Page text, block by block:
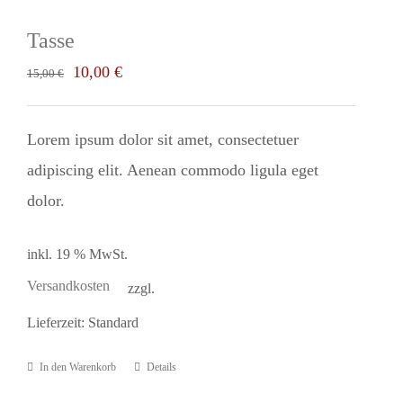
Tasse
15,00€
Ursprünglicher
Preis
war:
15,00 €
10,00 €Aktueller
Preis
ist:
10,00 €.
Lorem ipsum dolor sit amet, consectetuer
adipiscing elit. Aenean commodo ligula eget
dolor.
inkl. 19 % MwSt.
zzgl.
Versandkosten
Lieferzeit: Standard
In den Warenkorb Details